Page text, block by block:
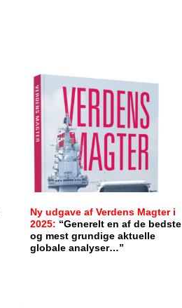
Ny udgave af Verdens Magter i
2025: “Generelt en af de bedste
og mest grundige aktuelle
globale analyser…”